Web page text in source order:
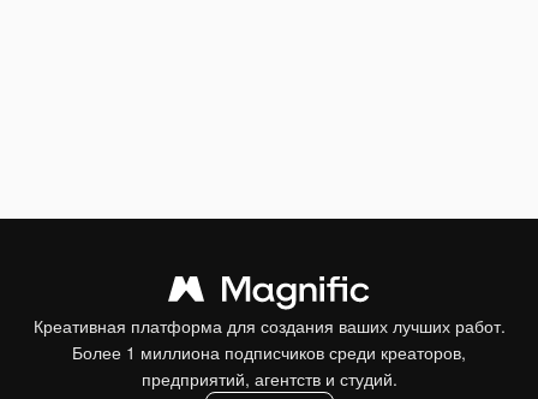
Креативная платформа для создания ваших лучших работ.
Более 1 миллиона подписчиков среди креаторов,
предприятий, агентств и студий.